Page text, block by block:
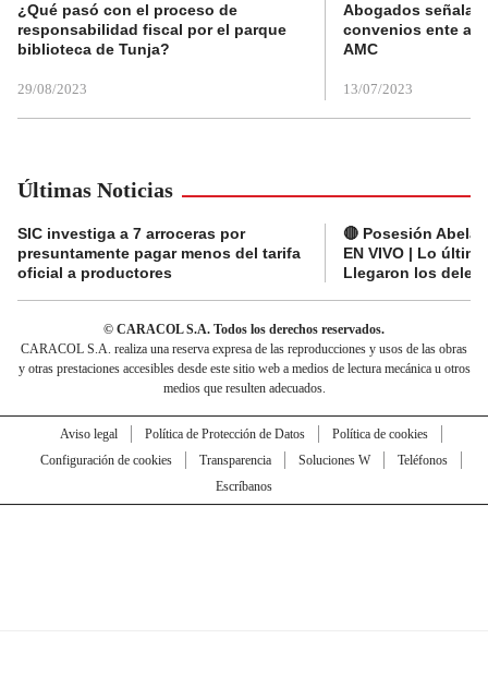
¿Qué pasó con el proceso de
responsabilidad fiscal por el parque
biblioteca de Tunja?
29/08/2023
Abogados
convenios ente
AMC
13/07/2023
Últimas Noticias
SIC investiga a 7 arroceras por
presuntamente pagar menos del tarifa
oficial a productores
🔴 Posesión
EN VIVO | Lo
Llegaron los
© CARACOL S.A. Todos los derechos reservados.
CARACOL S.A. realiza una reserva expresa de las reproducciones y usos de las obras
y otras prestaciones accesibles desde este sitio web a medios de lectura mecánica u otros
medios que resulten adecuados.
Aviso legal Política de Protección de Datos
Política de cookies
Configuración de cookies
Transparencia Soluciones W
Teléfonos
Escríbanos